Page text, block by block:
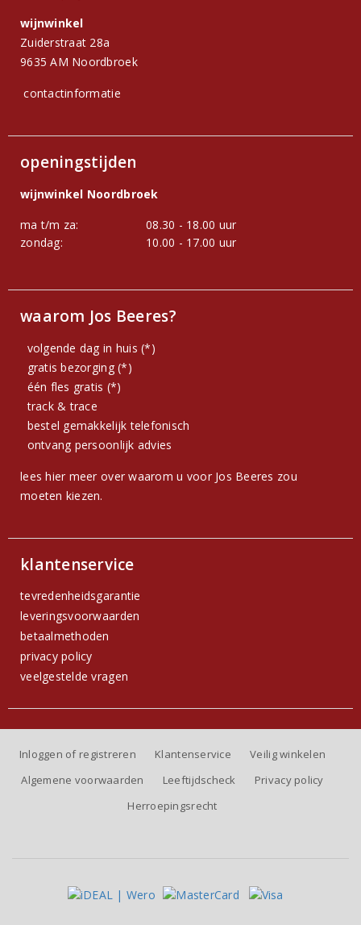
wijnwinkel
Zuiderstraat 28a
9635 AM Noordbroek
contactinformatie
openingstijden
wijnwinkel Noordbroek
ma t/m za:
08.30 - 18.00 uur
zondag:
10.00 - 17.00 uur
waarom Jos Beeres?
volgende dag in huis (*)
gratis bezorging (*)
één fles gratis (*)
track & trace
bestel gemakkelijk telefonisch
ontvang persoonlijk advies
lees hier meer over waarom u voor Jos Beeres zou
moeten kiezen.
klantenservice
tevredenheidsgarantie
leveringsvoorwaarden
betaalmethoden
privacy policy
veelgestelde vragen
Inloggen of registreren Klantenservice
Veilig winkelen
Algemene voorwaarden
Leeftijdscheck
Privacy policy
Herroepingsrecht